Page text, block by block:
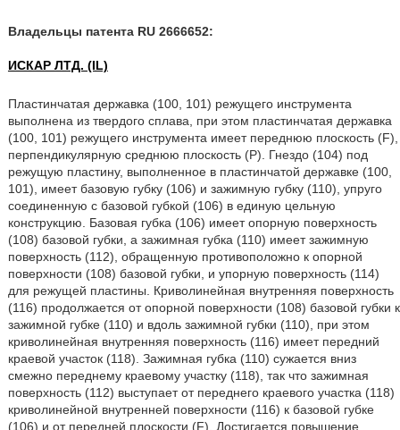
Владельцы патента RU 2666652:
ИСКАР ЛТД. (IL)
Пластинчатая державка (100, 101) режущего инструмента
выполнена из твердого сплава, при этом пластинчатая державка
(100, 101) режущего инструмента имеет переднюю плоскость (F),
перпендикулярную среднюю плоскость (Р). Гнездо (104) под
режущую пластину, выполненное в пластинчатой державке (100,
101), имеет базовую губку (106) и зажимную губку (110), упруго
соединенную с базовой губкой (106) в единую цельную
конструкцию. Базовая губка (106) имеет опорную поверхность
(108) базовой губки, а зажимная губка (110) имеет зажимную
поверхность (112), обращенную противоположно к опорной
поверхности (108) базовой губки, и упорную поверхность (114)
для режущей пластины. Криволинейная внутренняя поверхность
(116) продолжается от опорной поверхности (108) базовой губки к
зажимной губке (110) и вдоль зажимной губки (110), при этом
криволинейная внутренняя поверхность (116) имеет передний
краевой участок (118). Зажимная губка (110) сужается вниз
смежно переднему краевому участку (118), так что зажимная
поверхность (112) выступает от переднего краевого участка (118)
криволинейной внутренней поверхности (116) к базовой губке
(106) и от передней плоскости (F). Достигается повышение